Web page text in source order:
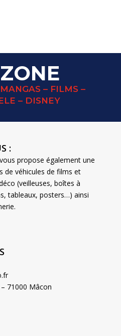
– FILMS –
– DISNEY
:
propose également une
de véhicules de films et
(veilleuses, boîtes à
tableaux, posters…) ainsi
71000 Mâcon